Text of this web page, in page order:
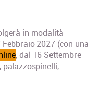
in modalità
2027 (con una
, dal 16 Settembre
palazzospinelli,